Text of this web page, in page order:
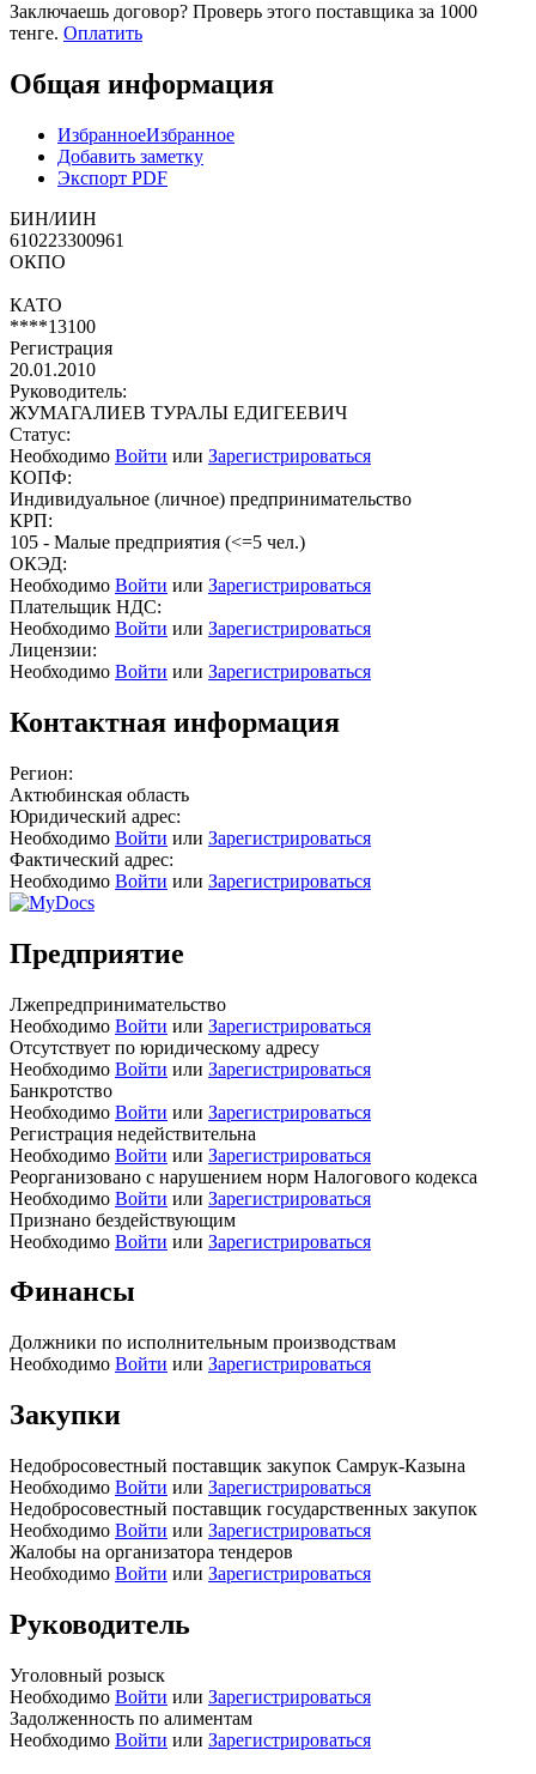
Заключаешь договор? Проверь этого поставщика за 1000
тенге. Оплатить
Общая информация
ИзбранноеИзбранное
Добавить заметку
Экспорт PDF
БИН/ИИН
610223300961
ОКПО
КАТО
****13100
Регистрация
20.01.2010
Руководитель:
ЖУМАГАЛИЕВ ТУРАЛЫ ЕДИГЕЕВИЧ
Статус:
Необходимо Войти или Зарегистрироваться
КОПФ:
Индивидуальное (личное) предпринимательство
КРП:
105 - Малые предприятия (<=5 чел.)
ОКЭД:
Необходимо Войти или Зарегистрироваться
Плательщик НДС:
Необходимо Войти или Зарегистрироваться
Лицензии:
Необходимо Войти или Зарегистрироваться
Контактная информация
Регион:
Актюбинская область
Юридический адрес:
Необходимо Войти или Зарегистрироваться
Фактический адрес:
Необходимо Войти или Зарегистрироваться
Предприятие
Лжепредпринимательство
Необходимо Войти или Зарегистрироваться
Отсутствует по юридическому адресу
Необходимо Войти или Зарегистрироваться
Банкротство
Необходимо Войти или Зарегистрироваться
Регистрация недействительна
Необходимо Войти или Зарегистрироваться
Реорганизовано с нарушением норм Налогового кодекса
Необходимо Войти или Зарегистрироваться
Признано бездействующим
Необходимо Войти или Зарегистрироваться
Финансы
Должники по исполнительным производствам
Необходимо Войти или Зарегистрироваться
Закупки
Недобросовестный поставщик закупок Самрук-Казына
Необходимо Войти или Зарегистрироваться
Недобросовестный поставщик государственных закупок
Необходимо Войти или Зарегистрироваться
Жалобы на организатора тендеров
Необходимо Войти или Зарегистрироваться
Руководитель
Уголовный розыск
Необходимо Войти или Зарегистрироваться
Задолженность по алиментам
Необходимо Войти или Зарегистрироваться